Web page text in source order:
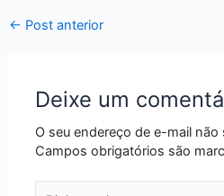
← Post anterior
Deixe um
O seu endereço de e-mail não
Campos obrigatórios são